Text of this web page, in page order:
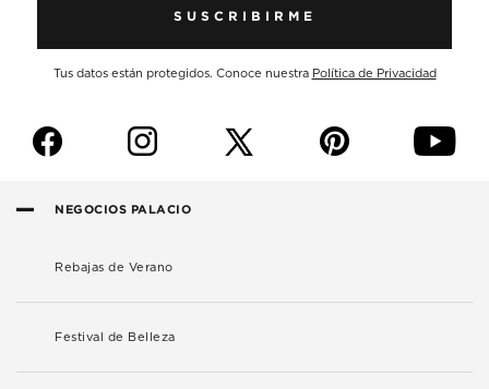
SUSCRIBIRME
Tus datos están protegidos. Conoce nuestra Política de Privacidad
f i p y
NEGOCIOS PALACIO
Rebajas de Verano
Festival de Belleza